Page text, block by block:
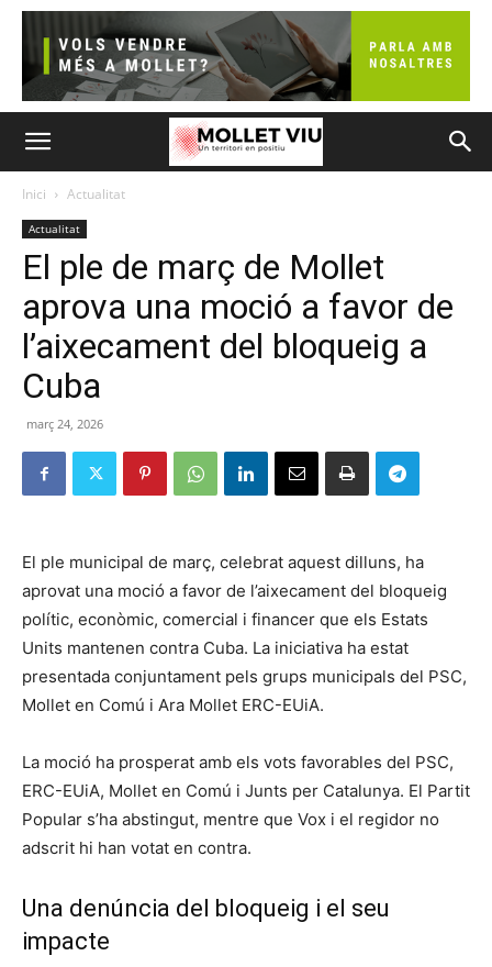
Inici Actualitat
Actualitat
El ple de març de Mollet
aprova una moció a favor de
l’aixecament del bloqueig a
Cuba
març 24, 2026
El ple municipal de març, celebrat aquest dilluns, ha
aprovat una moció a favor de l’aixecament del bloqueig
polític, econòmic, comercial i financer que els Estats
Units mantenen contra Cuba. La iniciativa ha estat
presentada conjuntament pels grups municipals del PSC,
Mollet en Comú i Ara Mollet ERC-EUiA.
La moció ha prosperat amb els vots favorables del PSC,
ERC-EUiA, Mollet en Comú i Junts per Catalunya. El Partit
Popular s’ha abstingut, mentre que Vox i el regidor no
adscrit hi han votat en contra.
Una denúncia del bloqueig i el seu
impacte